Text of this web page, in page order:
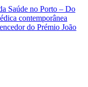
Saúde no Porto – Do
contemporânea
do Prémio João